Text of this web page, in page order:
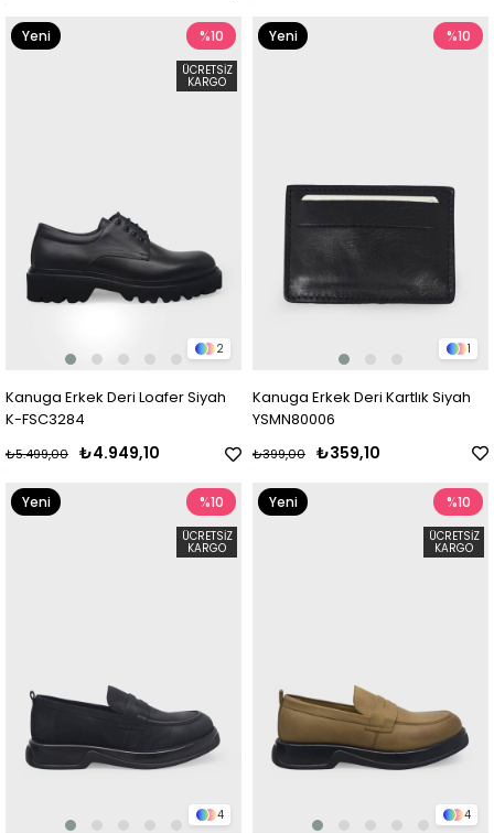
2
Kanuga Erkek Deri Loafer Siyah
K-FSC3284
₺4.949,10
₺5.499,00
%10
ÜCRETSIZ
KARGO
Yeni
1
Kanuga Erkek Deri Kartlık Siyah
YSMN80006
₺359,10
₺399,00
%10
Yeni
4
%10
ÜCRETSIZ
KARGO
Yeni
4
%10
ÜCRETSIZ
KARGO
Yeni